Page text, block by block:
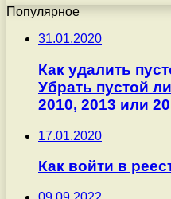
Популярное
31.01.2020
Как удалить
Убрать пустой
2010, 2013 или
17.01.2020
Как войти в